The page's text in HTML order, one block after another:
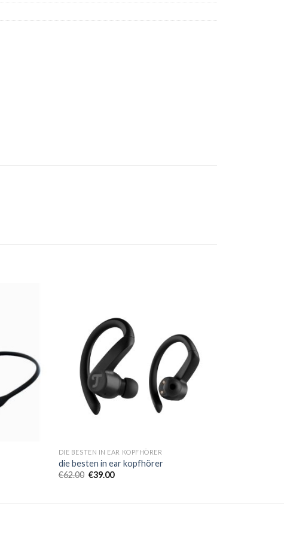
DIE BESTEN IN EAR KOPFHÖRER
die besten in ear kopfhörer
€62.00 €39.00